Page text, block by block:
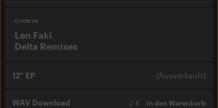
O-TON 08
Len Faki
Delta Remixes
12" EP (Ausverkauft)
WAV Download 2 € In den Warenkorb